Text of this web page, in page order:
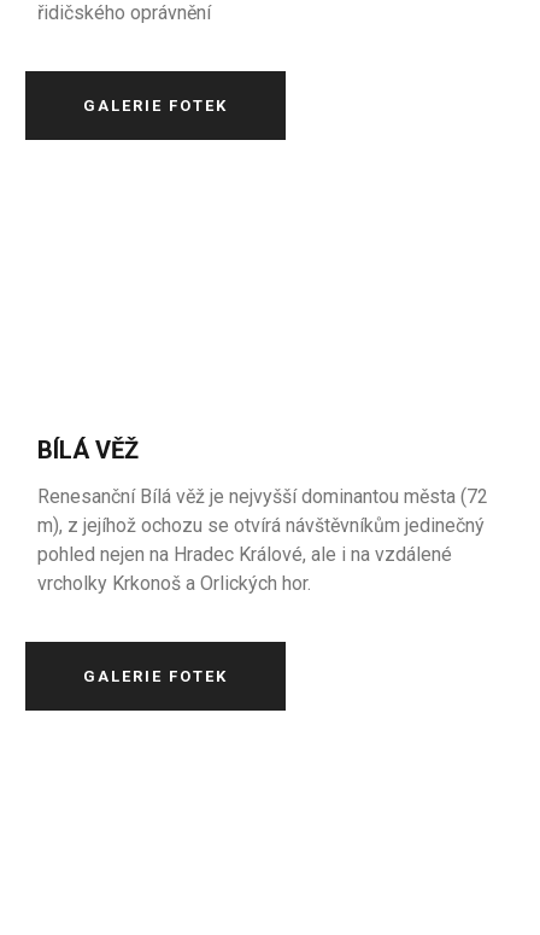
řidičského oprávnění
GALERIE FOTEK
BÍLÁ VĚŽ
Renesanční Bílá věž je nejvyšší dominantou města (72
m), z jejíhož ochozu se otvírá návštěvníkům jedinečný
pohled nejen na Hradec Králové, ale i na vzdálené
vrcholky Krkonoš a Orlických hor.
GALERIE FOTEK